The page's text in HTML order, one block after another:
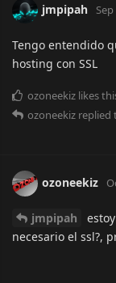
jmpipah
Tengo entendido
hosting con SSL
ozoneekiz likes
ozoneekiz replied
ozoneekiz
jmpipah
necesario el ssl?,